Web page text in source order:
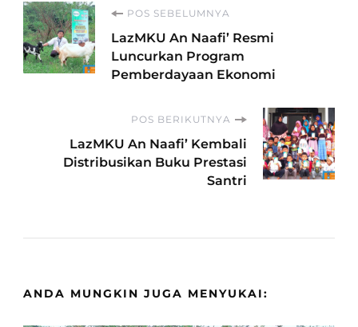
Navigasi
Artikel
POS SEBELUMNYA
LazMKU An Naafi’ Resmi
Luncurkan Program
Pemberdayaan Ekonomi
POS BERIKUTNYA
LazMKU An Naafi’ Kembali
Distribusikan Buku Prestasi
Santri
ANDA MUNGKIN JUGA MENYUKAI: